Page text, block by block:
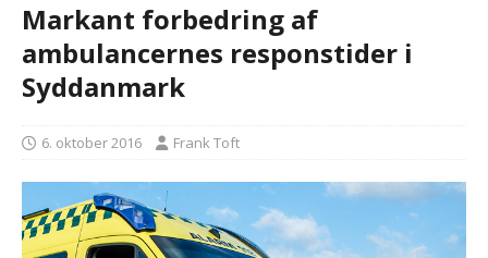
Markant forbedring af
ambulancernes responstider i
Syddanmark
6. oktober 2016 Frank Toft